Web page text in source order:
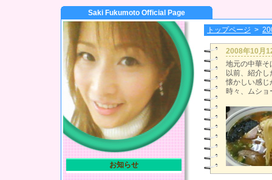
Saki Fukumoto Official Page
トップページ >
2008年10月
地元の中華そ
以前、紹介
懐かしい感じ
時々、ムシ
お知らせ